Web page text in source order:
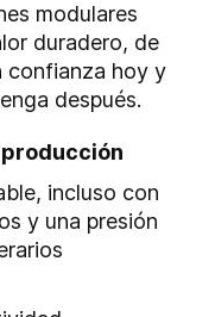
modulares
duradero, de
confianza hoy y
después.
incluso con
y una presión